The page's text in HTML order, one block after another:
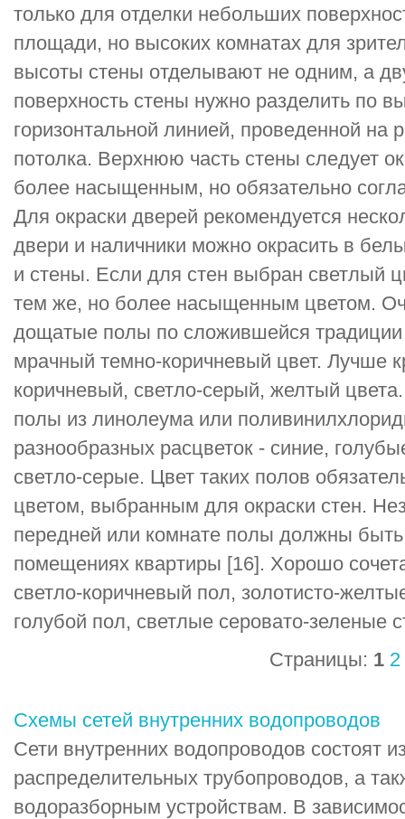
только для отделки небольших
площади, но высоких комнатах для
высоты стены отделывают не одним, а
поверхность стены нужно разделить по
горизонтальной линией, проведенной на
потолка. Верхнюю часть стены следует
более насыщенным, но обязательно
Для окраски дверей рекомендуется
двери и наличники можно окрасить в
и стены. Если для стен выбран светлый
тем же, но более насыщенным цветом.
дощатые полы по сложившейся
мрачный темно-коричневый цвет. Лучше
коричневый, светло-серый, желтый
полы из линолеума или
разнообразных расцветок - синие,
светло-серые. Цвет таких полов
цветом, выбранным для окраски стен.
передней или комнате полы должны быть
помещениях квартиры [16]. Хорошо
светло-коричневый пол, золотисто-
голубой пол, светлые серовато-зеленые
Страницы: 1 2
Схемы сетей внутренних водопроводов
Сети внутренних водопроводов состоят
распределительных трубопроводов, а
водоразборным устройствам. В